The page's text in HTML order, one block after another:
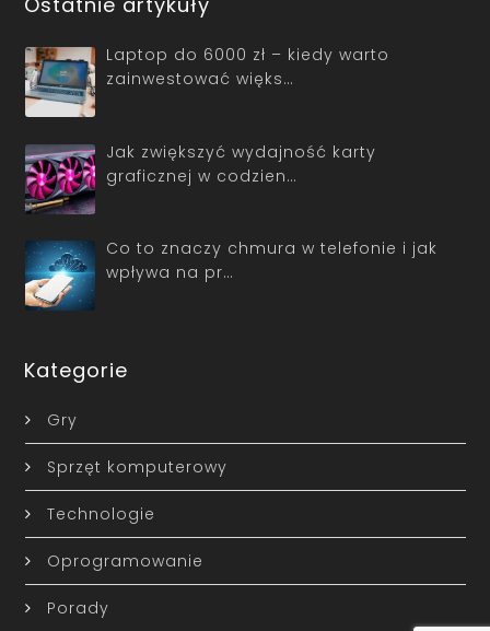
Laptop do 6000 zł – kiedy warto
zainwestować więks…
Jak zwiększyć wydajność karty
graficznej w codzien…
Co to znaczy chmura w telefonie i jak
wpływa na pr…
Kategorie
Gry
Sprzęt komputerowy
Technologie
Oprogramowanie
Porady